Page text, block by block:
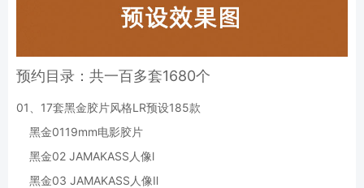
预约目录：共一百多套1680个
01、17套黑金胶片风格LR预设185款
黑金0119mm电影胶片
黑金02 JAMAKASS人像l
黑金03 JAMAKASS人像Ⅱ